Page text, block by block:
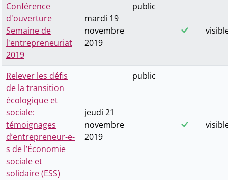
Conférence
d'ouverture
Semaine de
l'entrepreneuriat
2019
mardi 19
novembre
2019
public
Relever les défis
de la transition
écologique et
sociale:
témoignages
d’entrepreneur-e-
s de l’Économie
sociale et
solidaire (ESS)
jeudi 21
novembre
2019
public